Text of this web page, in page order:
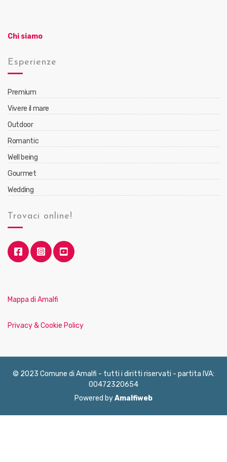
Chi siamo
Esperienze
Premium
Vivere il mare
Outdoor
Romantic
Well being
Gourmet
Wedding
Trovaci online!
Mappa di Amalfi
Privacy & Cookie Policy
© 2023 Comune di Amalfi - tutti i diritti riservati - partita IVA:
00472320654
Powered byAmalfiweb